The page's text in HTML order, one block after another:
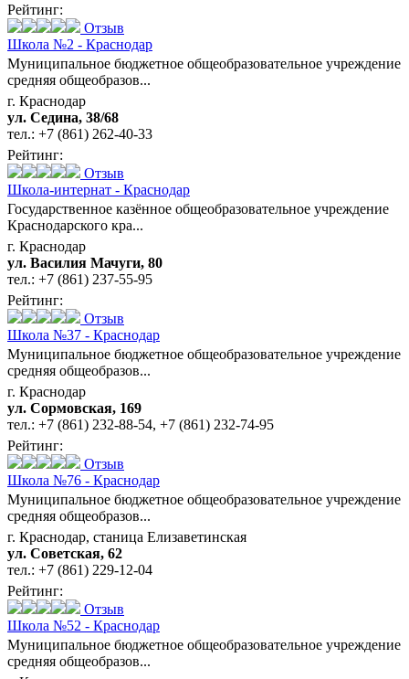
Рейтинг:
Отзыв
Школа №2 - Краснодар
Муниципальное бюджетное общеобразовательное учреждение
средняя общеобразов...
г. Краснодар
ул. Седина, 38/68
тел.: +7 (861) 262-40-33
Рейтинг:
Отзыв
Школа-интернат - Краснодар
Государственное казённое общеобразовательное учреждение
Краснодарского кра...
г. Краснодар
ул. Василия Мачуги, 80
тел.: +7 (861) 237-55-95
Рейтинг:
Отзыв
Школа №37 - Краснодар
Муниципальное бюджетное общеобразовательное учреждение
средняя общеобразов...
г. Краснодар
ул. Сормовская, 169
тел.: +7 (861) 232-88-54, +7 (861) 232-74-95
Рейтинг:
Отзыв
Школа №76 - Краснодар
Муниципальное бюджетное общеобразовательное учреждение
средняя общеобразов...
г. Краснодар, станица Елизаветинская
ул. Советская, 62
тел.: +7 (861) 229-12-04
Рейтинг:
Отзыв
Школа №52 - Краснодар
Муниципальное бюджетное общеобразовательное учреждение
средняя общеобразов...